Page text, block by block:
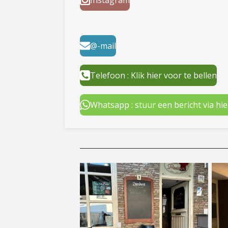
@-mail
Telefoon : Klik hier voor te bellen
Whatsapp : stuur een bericht via